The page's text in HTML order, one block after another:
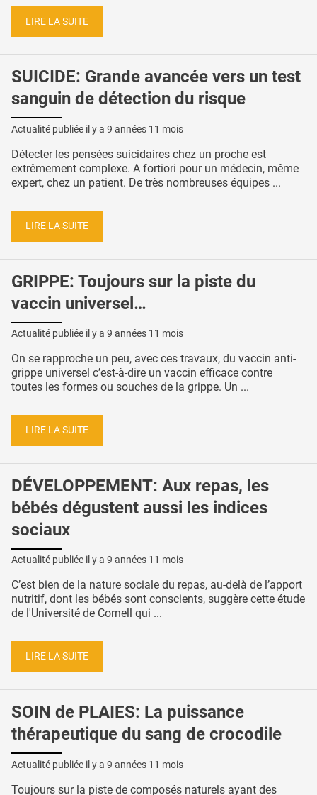
LIRE LA SUITE
SUICIDE: Grande avancée vers un test
sanguin de détection du risque
Actualité publiée il y a 9 années 11 mois
Détecter les pensées suicidaires chez un proche est
extrêmement complexe. A fortiori pour un médecin, même
expert, chez un patient. De très nombreuses équipes ...
LIRE LA SUITE
GRIPPE: Toujours sur la piste du
vaccin universel…
Actualité publiée il y a 9 années 11 mois
On se rapproche un peu, avec ces travaux, du vaccin anti-
grippe universel c’est-à-dire un vaccin efficace contre
toutes les formes ou souches de la grippe. Un ...
LIRE LA SUITE
DÉVELOPPEMENT: Aux repas, les
bébés dégustent aussi les indices
sociaux
Actualité publiée il y a 9 années 11 mois
C’est bien de la nature sociale du repas, au-delà de l’apport
nutritif, dont les bébés sont conscients, suggère cette étude
de l'Université de Cornell qui ...
LIRE LA SUITE
SOIN de PLAIES: La puissance
thérapeutique du sang de crocodile
Actualité publiée il y a 9 années 11 mois
Toujours sur la piste de composés naturels ayant des